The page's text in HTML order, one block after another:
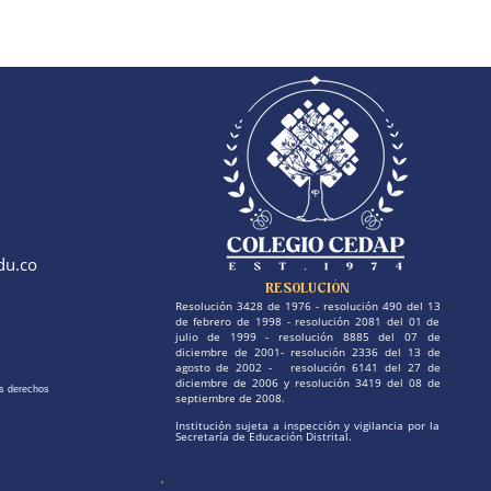
derechos
RESOLUCIÓN
Resolución 3428 de 1976 - resolución 490 del 13
de febrero de 1998 - resolución 2081 del 01 de
julio de 1999 - resolución 8885 del 07 de
diciembre de 2001- resolución 2336 del 13 de
agosto de 2002 - resolución 6141 del 27 de
diciembre de 2006 y resolución 3419 del 08 de
septiembre de 2008.
Institución sujeta a inspección y vigilancia por la
Secretaría de Educación Distrital.